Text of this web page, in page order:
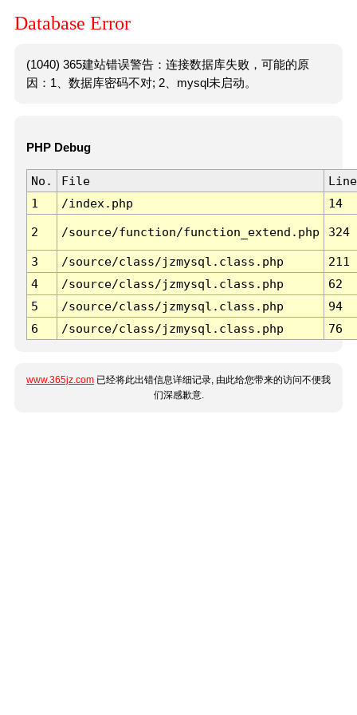
Database Error
(1040) 365建站错误警告：连接数据库失败，可能的原
因：1、数据库密码不对; 2、mysql未启动。
PHP Debug
No. File
Line
1
/index.php 14
2 /source/function/function_extend.php 324
3 /source/class/jzmysql.class.php
211
4
/source/class/jzmysql.class.php
62
5
/source/class/jzmysql.class.php
94
6
/source/class/jzmysql.class.php 76
www.365jz.com 已经将此出错信息详细记录, 由此给您带来的访问不便我
们深感歉意.